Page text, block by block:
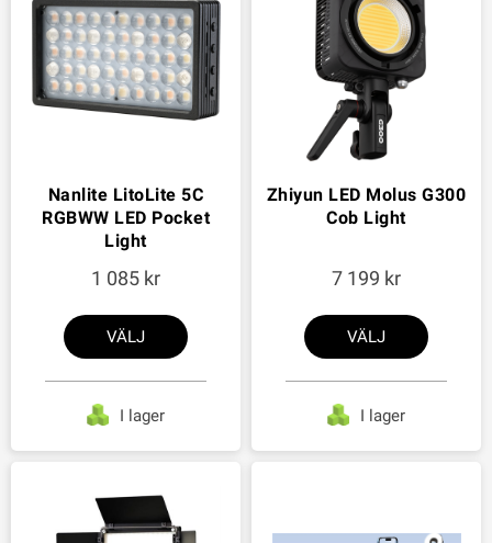
Nanlite LitoLite 5C
RGBWW LED Pocket
Light
1 085
VÄLJ
I lager
Zhiyun LED Molus G300
Cob Light
7 199
VÄLJ
I lager